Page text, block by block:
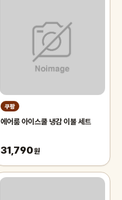
쿠팡
에어룸 아이스쿨 냉감 이불 세트
31,790원